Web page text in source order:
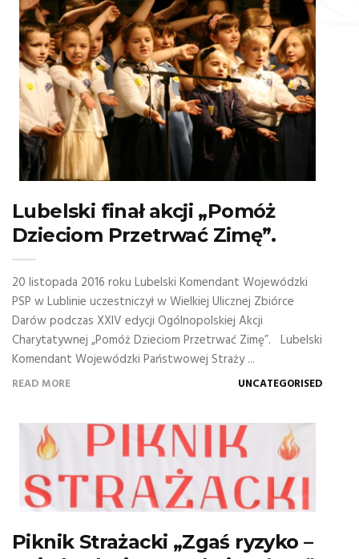
Lubelski finał akcji „Pomóż
Dzieciom Przetrwać Zimę”.
20 listopada 2016 roku Lubelski Komendant Wojewódzki
PSP w Lublinie uczestniczył w Wielkiej Ulicznej Zbiórce
Darów podczas XXIV edycji Ogólnopolskiej Akcji
Charytatywnej „Pomóż Dzieciom Przetrwać Zimę”. Lubelski
Komendant Wojewódzki Państwowej Straży ...
READ MORE UNCATEGORISED
Piknik Strażacki „Zgaś ryzyko –